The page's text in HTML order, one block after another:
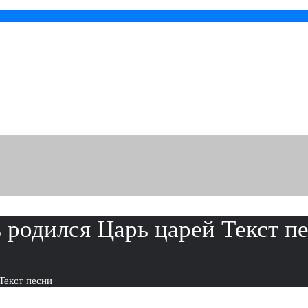
Царь царей Текст
песни